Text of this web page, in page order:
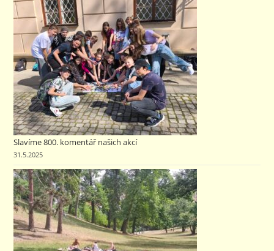
Slavíme 800. komentář našich akcí
31.5.2025